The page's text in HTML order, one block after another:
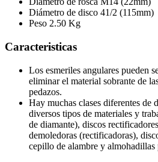
Diámetro de disco 41/2 (115mm)
Peso 2.50 Kg
Caracteristicas
Los esmeriles angulares pueden
eliminar el material sobrante de
pedazos.
Hay muchas clases diferentes de
diversos tipos de materiales y
de diamante), discos
demoledoras (rectificadoras),
cepillo de alambre y almohadillas